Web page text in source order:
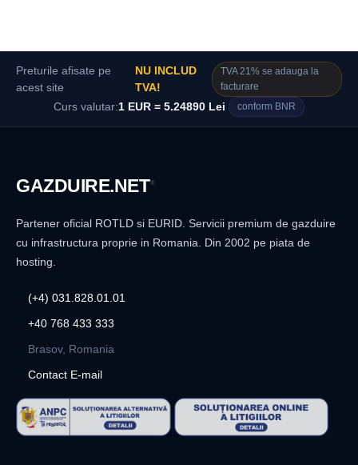
Preturile afisate pe
acest site
NU INCLUD
TVA!
TVA 21% se adauga la
facturare
Curs valutar:1 EUR = 5.24890 Lei conform BNR
GAZDUIRE.NET®
Partener oficial ROTLD si EURID. Servicii premium de gazduire
cu infrastructura proprie in Romania. Din 2002 pe piata de
hosting.
(+4) 031.828.01.01
+40 768 433 333
Brasov, Romania
Contact E-mail